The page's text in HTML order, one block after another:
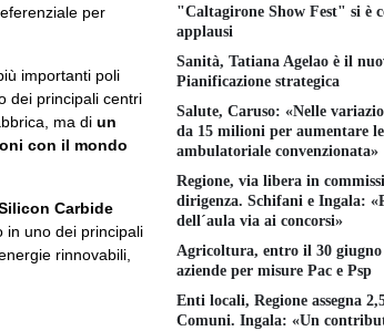
per
importanti poli
dei principali centri
ma di un
con il mondo
Carbide
in uno dei principali
rinnovabili,
"Caltagirone Show Fest" si è
applausi
Sanità, Tatiana Agelao è il
Pianificazione strategica
Salute, Caruso: «Nelle
da 15 milioni per aumentare
ambulatoriale convenzionata»
Regione, via libera in
dirigenza. Schifani e Ingala:
dell´aula via ai concorsi»
Agricoltura, entro il 30
aziende per misure Pac e Psp
Enti locali, Regione assegna
Comuni. Ingala: «Un